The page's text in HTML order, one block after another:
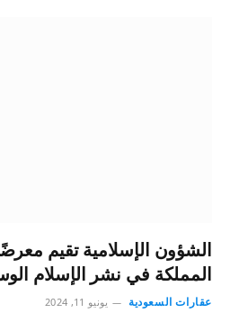
الشؤون الإسلامية تقيم
المملكة في نشر الإسلام
عقارات السعودية يونيو 11, 2024